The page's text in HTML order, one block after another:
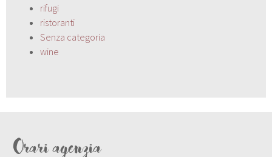
rifugi
ristoranti
Senza categoria
wine
Orari agenzia